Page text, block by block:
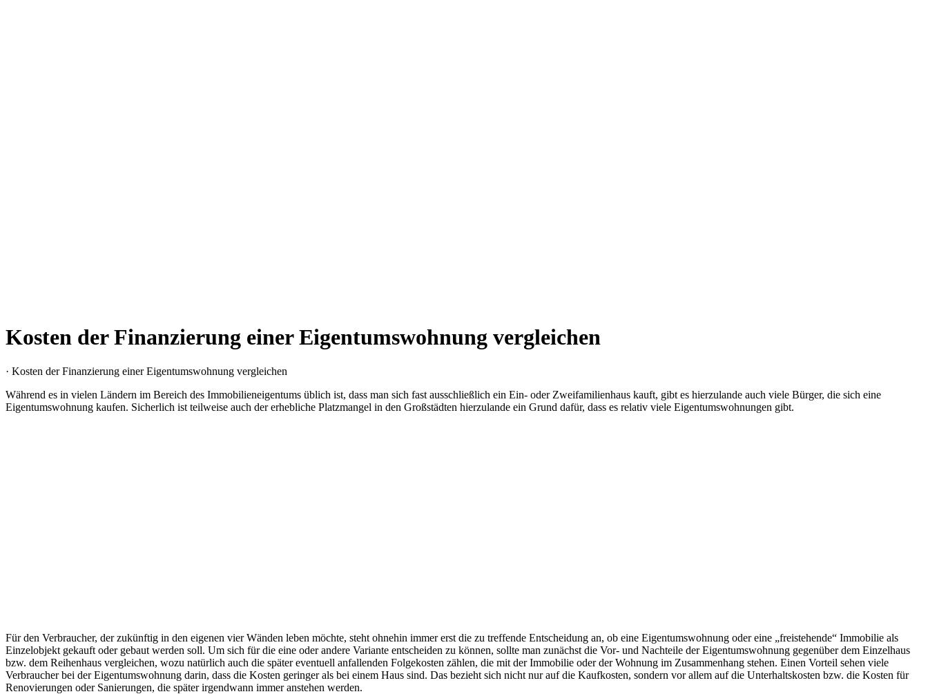
Kosten der Finanzierung einer Eigentumswohnung vergleichen
· Kosten der Finanzierung einer Eigentumswohnung vergleichen
Während es in vielen Ländern im Bereich des Immobilieneigentums üblich ist, dass man sich fast ausschließlich ein Ein- oder Zweifamilienhaus kauft, gibt es hierzulande auch viele Bürger, die sich eine
Eigentumswohnung kaufen. Sicherlich ist teilweise auch der erhebliche Platzmangel in den Großstädten hierzulande ein Grund dafür, dass es relativ viele Eigentumswohnungen gibt.
Für den Verbraucher, der zukünftig in den eigenen vier Wänden leben möchte, steht ohnehin immer erst die zu treffende Entscheidung an, ob eine Eigentumswohnung oder eine „freistehende“ Immobilie als
Einzelobjekt gekauft oder gebaut werden soll. Um sich für die eine oder andere Variante entscheiden zu können, sollte man zunächst die Vor- und Nachteile der Eigentumswohnung gegenüber dem Einzelhaus
bzw. dem Reihenhaus vergleichen, wozu natürlich auch die später eventuell anfallenden Folgekosten zählen, die mit der Immobilie oder der Wohnung im Zusammenhang stehen. Einen Vorteil sehen viele
Verbraucher bei der Eigentumswohnung darin, dass die Kosten geringer als bei einem Haus sind. Das bezieht sich nicht nur auf die Kaufkosten, sondern vor allem auf die Unterhaltskosten bzw. die Kosten für
Renovierungen oder Sanierungen, die später irgendwann immer anstehen werden.